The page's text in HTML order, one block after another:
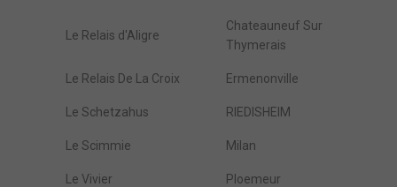
Le Relais d'Aligre
Chateauneuf Sur
Thymerais
Le Relais De La Croix Ermenonville
Le Schetzahus RIEDISHEIM
Le Scimmie Milan
Le Vivier Ploemeur